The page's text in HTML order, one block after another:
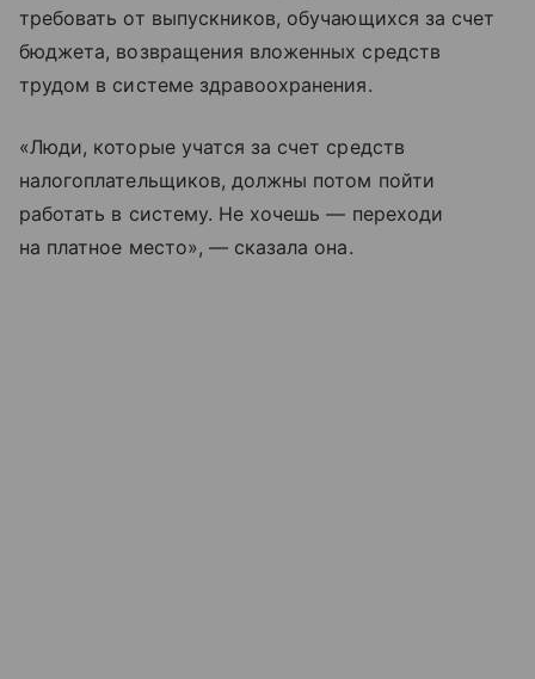
требовать от выпускников, обучающихся за счет
бюджета, возвращения вложенных средств
трудом в системе здравоохранения.
«Люди, которые учатся за счет средств
налогоплательщиков, должны потом пойти
работать в систему. Не хочешь — переходи
на платное место», — сказала она.